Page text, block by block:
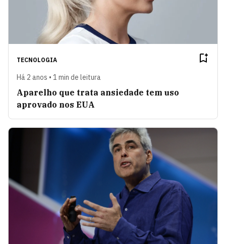
TECNOLOGIA
Há 2 anos • 1 min de leitura
Aparelho que trata ansiedade tem uso
aprovado nos EUA